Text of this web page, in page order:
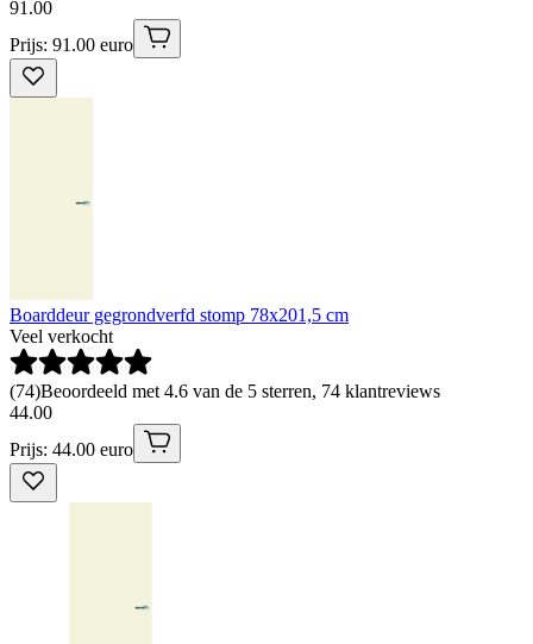
91 .00
Prijs: 91.00 euro
Boarddeur gegrondverfd stomp 78x201,5 cm
Veel verkocht
(74)Beoordeeld met 4.6 van de 5 sterren, 74 klantreviews
44.00
Prijs: 44.00 euro